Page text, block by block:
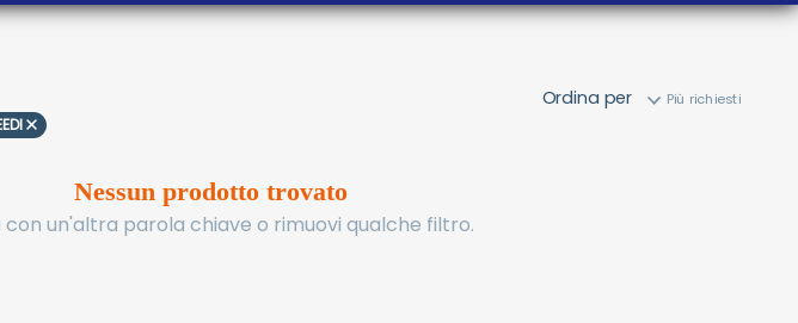
Ordina per
Nessun prodotto trovato
con un'altra parola chiave o rimuovi qualche filtro.